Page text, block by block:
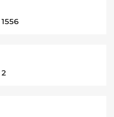
1556
2